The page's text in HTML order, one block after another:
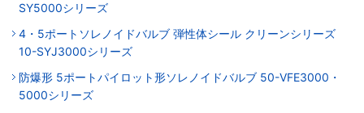
SY5000シリーズ
4・5ポートソレノイドバルブ 弾性体シール クリーンシリーズ
10-SYJ3000シリーズ
防爆形 5ポートパイロット形ソレノイドバルブ 50-VFE3000・
5000シリーズ